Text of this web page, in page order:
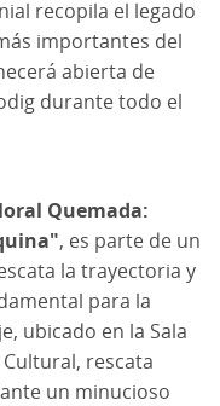
recopila el legado
importantes del
abierta de
durante todo el
Quemada:
, es parte de un
la trayectoria y
para la
ubicado en la Sala
rescata
un minucioso